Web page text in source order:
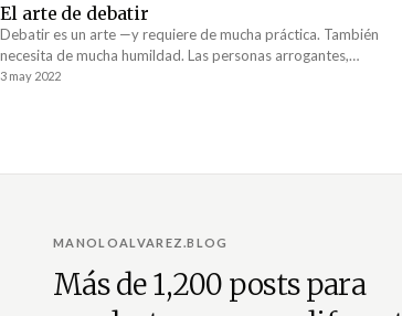
El arte de debatir
Debatir es un arte —y requiere de mucha práctica. También
necesita de mucha humildad. Las personas arrogantes,
inseguras y llenas de ego no pueden debatir. Su inclinación
3 may 2022
MANOLOALVAREZ.BLOG
Más de 1,200 posts para